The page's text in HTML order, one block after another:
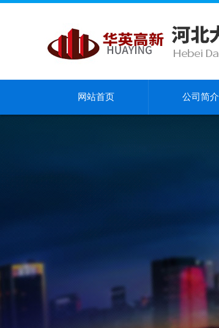
网站首页 公司简介